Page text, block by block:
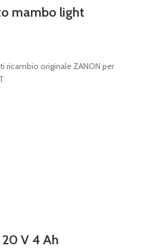
mambo light
originale ZANON per
20 V 4 Ah